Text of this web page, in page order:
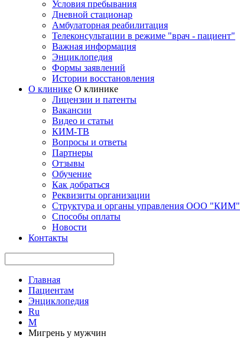
Условия пребывания
Дневной стационар
Амбулаторная реабилитация
Телеконсультации в режиме "врач - пациент"
Важная информация
Энциклопедия
Формы заявлений
Истории восстановления
О клинике О клинике
Лицензии и патенты
Вакансии
Видео и статьи
КИМ-ТВ
Вопросы и ответы
Партнеры
Отзывы
Обучение
Как добраться
Реквизиты организации
Структура и органы управления ООО "КИМ"
Способы оплаты
Новости
Контакты
Главная
Пациентам
Энциклопедия
Ru
М
Мигрень у мужчин